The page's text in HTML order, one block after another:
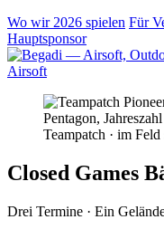
Wo wir 2026 spielen Für
Hauptsponsor
Teampatch · im
Closed Games
Drei Termine · Ein